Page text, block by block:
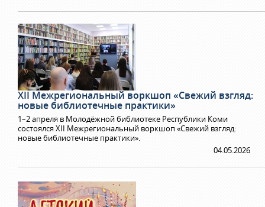
XII Межрегиональный воркшоп «Свежий взгляд:
новые библиотечные практики»
1–2 апреля в Молодёжной библиотеке Республики Коми
состоялся XII Межрегиональный воркшоп «Свежий взгляд:
новые библиотечные практики».
04.05.2026